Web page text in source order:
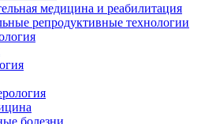
медицина и реабилитация
репродуктивные технологии
болезни